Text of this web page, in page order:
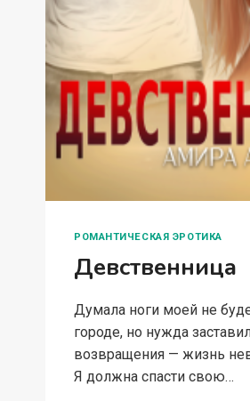
РОМАНТИЧЕСКАЯ ЭРОТИКА
Девственница
Думала ноги моей не
городе, но нужда
возвращения — жизнь
Я должна спасти свою…